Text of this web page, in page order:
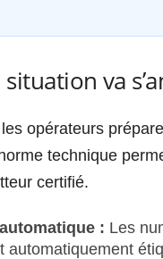
va
opérateurs
technique
certifié.
: Les
automatiquement